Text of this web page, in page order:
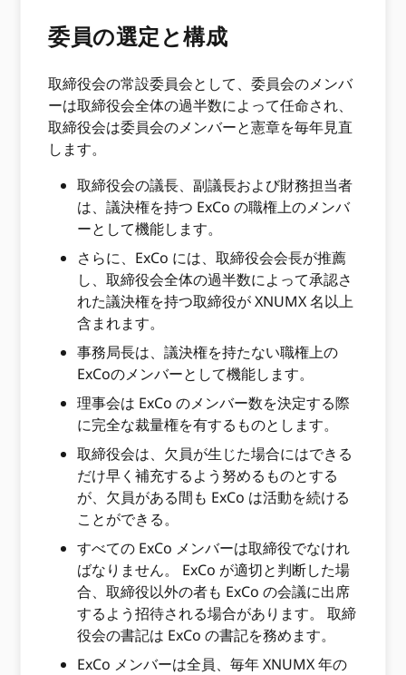
委員の選定と構成
取締役会の常設委員会として、委員会のメンバ
ーは取締役会全体の過半数によって任命され、
取締役会は委員会のメンバーと憲章を毎年見直
します。
取締役会の議長、副議長および財務担当者
は、議決権を持つ ExCo の職権上のメンバ
ーとして機能します。
さらに、ExCo には、取締役会会長が推薦
し、取締役会全体の過半数によって承認さ
れた議決権を持つ取締役が XNUMX 名以上
含まれます。
事務局長は、議決権を持たない職権上の
ExCoのメンバーとして機能します。
理事会は ExCo のメンバー数を決定する際
に完全な裁量権を有するものとします。
取締役会は、欠員が生じた場合にはできる
だけ早く補充するよう努めるものとする
が、欠員がある間も ExCo は活動を続ける
ことができる。
すべての ExCo メンバーは取締役でなけれ
ばなりません。 ExCo が適切と判断した場
合、取締役以外の者も ExCo の会議に出席
するよう招待される場合があります。 取締
役会の書記は ExCo の書記を務めます。
ExCo メンバーは全員、毎年 XNUMX 年の